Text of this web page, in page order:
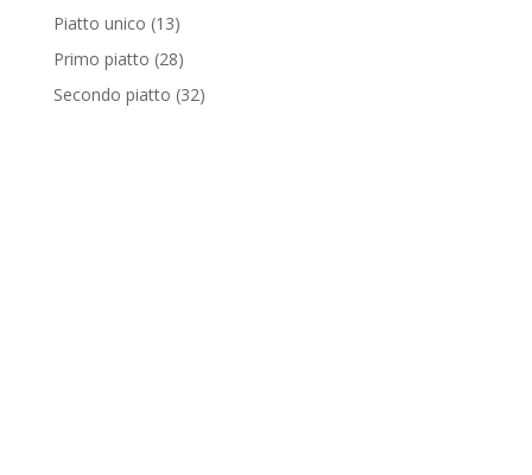
Piatto unico (13)
Primo piatto (28)
Secondo piatto (32)